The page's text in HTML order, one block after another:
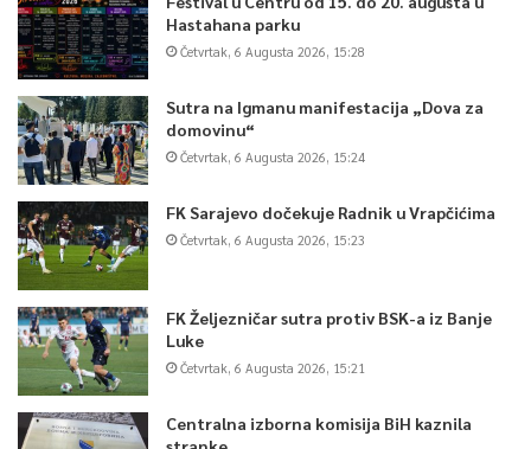
Article Rating
Hastahana parku
Četvrtak, 6 Augusta 2026, 15:28
Sutra na Igmanu manifestacija „Dova za
domovinu“
Četvrtak, 6 Augusta 2026, 15:24
FK Sarajevo dočekuje Radnik u Vrapčićima
Četvrtak, 6 Augusta 2026, 15:23
FK Željezničar sutra protiv BSK-a iz Banje
Luke
Četvrtak, 6 Augusta 2026, 15:21
Centralna izborna komisija BiH kaznila